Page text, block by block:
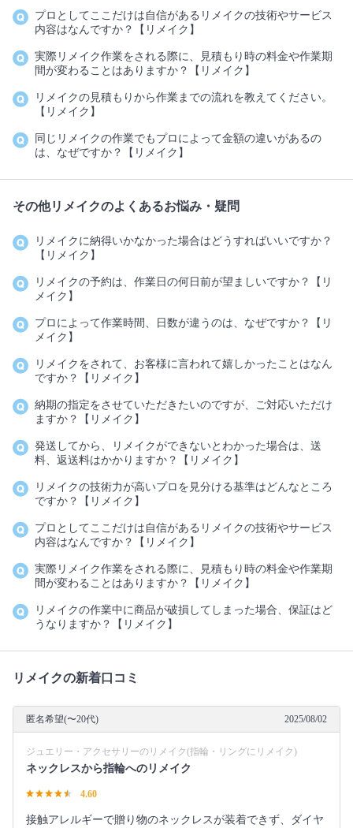
プロとしてここだけは自信があるリメイクの技術やサービス
内容はなんですか？【リメイク】
実際リメイク作業をされる際に、見積もり時の料金や作業期
間が変わることはありますか？【リメイク】
リメイクの見積もりから作業までの流れを教えてください。
【リメイク】
同じリメイクの作業でもプロによって金額の違いがあるの
は、なぜですか？【リメイク】
その他リメイクのよくあるお悩み・疑問
リメイクに納得いかなかった場合はどうすればいいですか？
【リメイク】
リメイクの予約は、作業日の何日前が望ましいですか？【リ
メイク】
プロによって作業時間、日数が違うのは、なぜですか？【リ
メイク】
リメイクをされて、お客様に言われて嬉しかったことはなん
ですか？【リメイク】
納期の指定をさせていただきたいのですが、ご対応いただけ
ますか？【リメイク】
発送してから、リメイクができないとわかった場合は、送
料、返送料はかかりますか？【リメイク】
リメイクの技術力が高いプロを見分ける基準はどんなところ
ですか？【リメイク】
プロとしてここだけは自信があるリメイクの技術やサービス
内容はなんですか？【リメイク】
実際リメイク作業をされる際に、見積もり時の料金や作業期
間が変わることはありますか？【リメイク】
リメイクの作業中に商品が破損してしまった場合、保証はど
うなりますか？【リメイク】
リメイクの新着口コミ
匿名希望(〜20代) 2025/08/02
ジュエリー・アクセサリーのリメイク(指輪・リングにリメイク)
ネックレスから指輪へのリメイク
4.60
接触アレルギーで贈り物のネックレスが装着できず、ダイヤ